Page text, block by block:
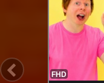
FHD